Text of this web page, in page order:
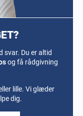
svar. Du er altid
og få rådgivning
lille. Vi glæder
dig.